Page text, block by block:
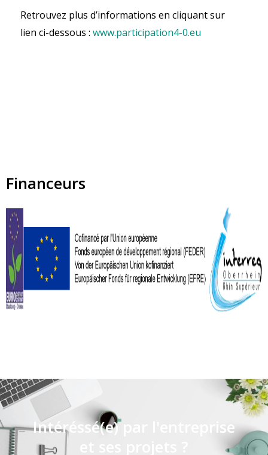
Retrouvez plus d’informations en cliquant sur
lien ci-dessous : www.participation4-0.eu
Financeurs
Intéréssé(e) par l'entreprise